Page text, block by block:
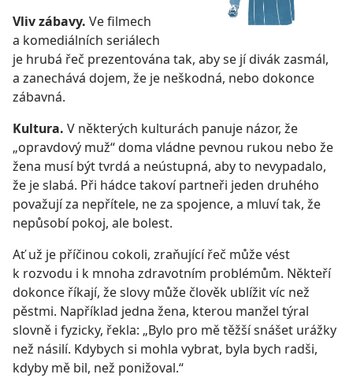
Vliv zábavy. Ve filmech
a komediálních seriálech
je hrubá řeč prezentována tak, aby se jí divák zasmál,
a zanechává dojem, že je neškodná, nebo dokonce
zábavná.
Kultura. V některých kulturách panuje názor, že
„opravdový muž“ doma vládne pevnou rukou nebo že
žena musí být tvrdá a neústupná, aby to nevypadalo,
že je slabá. Při hádce takoví partneři jeden druhého
považují za nepřítele, ne za spojence, a mluví tak, že
nepůsobí pokoj, ale bolest.
Ať už je příčinou cokoli, zraňující řeč může vést
k rozvodu i k mnoha zdravotním problémům. Někteří
dokonce říkají, že slovy může člověk ublížit víc než
pěstmi. Například jedna žena, kterou manžel týral
slovně i fyzicky, řekla: „Bylo pro mě těžší snášet urážky
než násilí. Kdybych si mohla vybrat, byla bych radši,
kdyby mě bil, než ponižoval.“